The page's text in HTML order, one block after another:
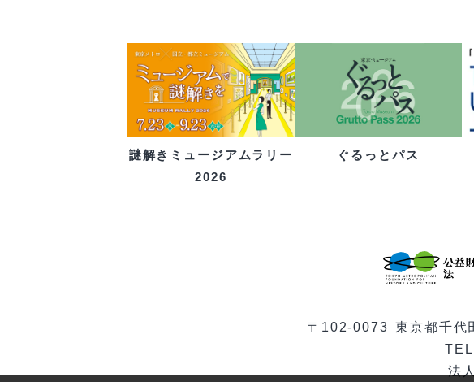
謎解きミュージアムラリー
2026
ぐるっとパス
〒102-0073 東京都千代
法